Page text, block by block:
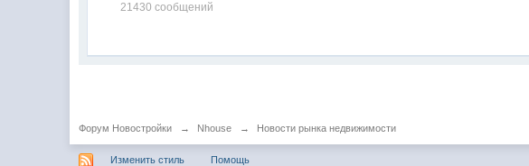
21430 сообщений
Форум Новостройки → Nhouse → Новости рынка недвижимости
Изменить стиль Помощь